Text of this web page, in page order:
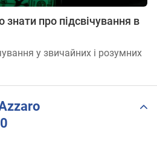
про підсвічування в
у звичайних і розумних